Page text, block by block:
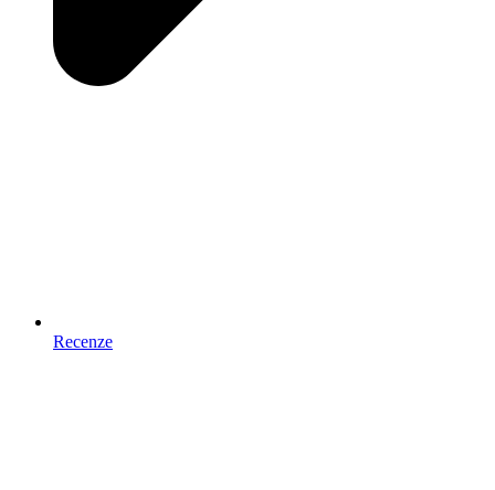
Recenze